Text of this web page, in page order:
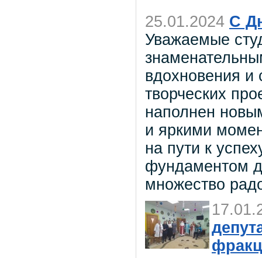
25.01.2024 С
Уважаемые
вдохновения и
творческих
наполнен
и яркими
на пути к
фундаментом
множество